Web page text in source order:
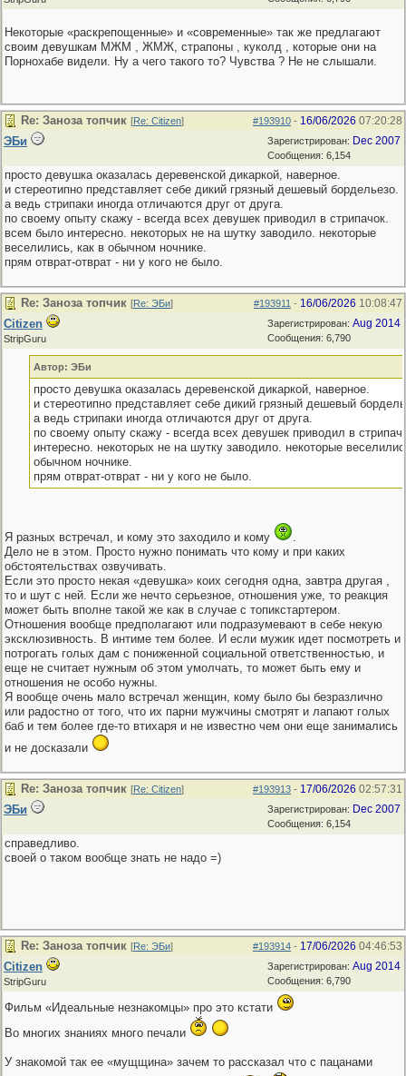
Некоторые «раскрепощенные» и «современные» так же предлагают
своим девушкам МЖМ , ЖМЖ, страпоны , куколд , которые они на
Порнохабе видели. Ну а чего такого то? Чувства ? Не не слышали.
#193910 - 16/06/2026 07:20:28
Re: Заноза топчик [Re: Citizen]
Зарегистрирован: Dec 2007
Сообщения: 6,154
ЭБи
просто девушка оказалась деревенской дикаркой, наверное.
и стереотипно представляет себе дикий грязный дешевый бордельезо.
а ведь стрипаки иногда отличаются друг от друга.
по своему опыту скажу - всегда всех девушек приводил в стрипачок.
всем было интересно. некоторых не на шутку заводило. некоторые
веселились, как в обычном ночнике.
прям отврат-отврат - ни у кого не было.
#193911 - 16/06/2026 10:08:47
Re: Заноза топчик [Re: ЭБи]
Зарегистрирован: Aug 2014
Сообщения: 6,790
Citizen
StripGuru
Автор: ЭБи
просто девушка оказалась деревенской дикаркой, наверное.
и стереотипно представляет себе дикий грязный дешевый
а ведь стрипаки иногда отличаются друг от друга.
по своему опыту скажу - всегда всех девушек приводил в
интересно. некоторых не на шутку заводило. некоторые
обычном ночнике.
прям отврат-отврат - ни у кого не было.
Я разных встречал, и кому это заходило и кому
.
Дело не в этом. Просто нужно понимать что кому и при каких
обстоятельствах озвучивать.
Если это просто некая «девушка» коих сегодня одна, завтра другая ,
то и шут с ней. Если же нечто серьезное, отношения уже, то реакция
может быть вполне такой же как в случае с топикстартером.
Отношения вообще предполагают или подразумевают в себе некую
эксклюзивность. В интиме тем более. И если мужик идет посмотреть и
потрогать голых дам с пониженной социальной ответственностью, и
еще не считает нужным об этом умолчать, то может быть ему и
отношения не особо нужны.
Я вообще очень мало встречал женщин, кому было бы безразлично
или радостно от того, что их парни мужчины смотрят и лапают голых
баб и тем более где-то втихаря и не известно чем они еще занимались
и не досказали
#193913 - 17/06/2026 02:57:31
Re: Заноза топчик [Re: Citizen]
Зарегистрирован: Dec 2007
Сообщения: 6,154
ЭБи
справедливо.
своей о таком вообще знать не надо =)
#193914 - 17/06/2026 04:46:53
Re: Заноза топчик [Re: ЭБи]
Зарегистрирован: Aug 2014
Сообщения: 6,790
Citizen
StripGuru
Фильм «Идеальные незнакомцы» про это кстати
Во многих знаниях много печали
У знакомой так ее «мущщина» зачем то рассказал что с пацанами